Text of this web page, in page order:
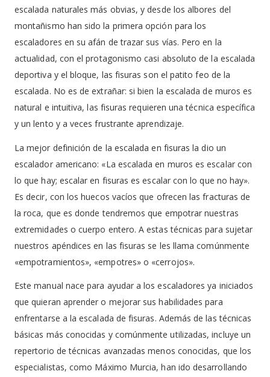
escalada naturales más obvias, y desde los albores del
montañismo han sido la primera opción para los
escaladores en su afán de trazar sus vías. Pero en la
actualidad, con el protagonismo casi absoluto de la escalada
deportiva y el bloque, las fisuras son el patito feo de la
escalada. No es de extrañar: si bien la escalada de muros es
natural e intuitiva, las fisuras requieren una técnica específica
y un lento y a veces frustrante aprendizaje.
La mejor definición de la escalada en fisuras la dio un
escalador americano: «La escalada en muros es escalar con
lo que hay; escalar en fisuras es escalar con lo que no hay».
Es decir, con los huecos vacíos que ofrecen las fracturas de
la roca, que es donde tendremos que empotrar nuestras
extremidades o cuerpo entero. A estas técnicas para sujetar
nuestros apéndices en las fisuras se les llama comúnmente
«empotramientos», «empotres» o «cerrojos».
Este manual nace para ayudar a los escaladores ya iniciados
que quieran aprender o mejorar sus habilidades para
enfrentarse a la escalada de fisuras. Además de las técnicas
básicas más conocidas y comúnmente utilizadas, incluye un
repertorio de técnicas avanzadas menos conocidas, que los
especialistas, como Máximo Murcia, han ido desarrollando